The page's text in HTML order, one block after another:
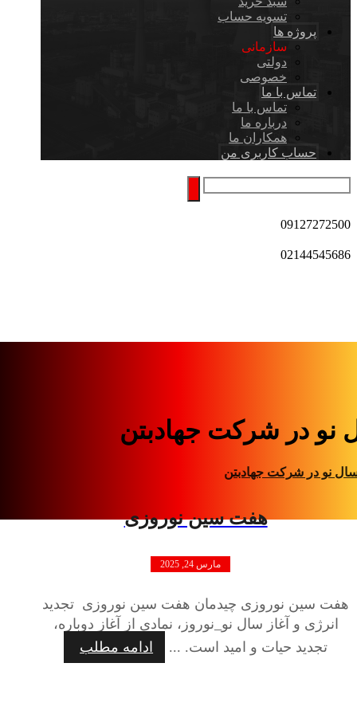
تسویه حساب
پروژه ها
سازمانی
دولتی
خصوصی
تماس با ما
تماس با ما
درباره ما
همکاران ما
حساب کاربری من
09127272500
02144545686
نو در شرکت جهادبتن
نو در شرکت جهادبتن
هفت سین نوروزی
مارس 24, 2025
هفت سین نوروزی چیدمان هفت سین نوروزی تجدید
انرژی و آغاز سال نو_نوروز، نمادی از آغاز دوباره،
تجدید حیات و امید است. ...
ادامه مطلب